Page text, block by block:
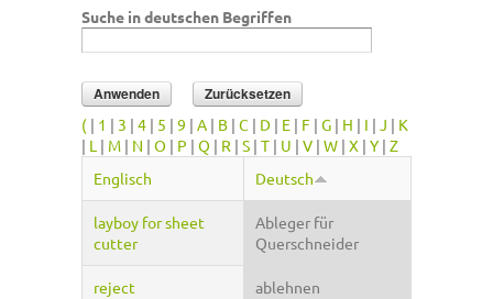
Suche in deutschen Begriffen
( | 1 | 3 | 4 | 5 | 9 | A | B | C | D | E | F | G | H | I | J | K
| L | M | N | O | P | Q | R | S | T | U | V | W | X | Y | Z
Englisch
Deutsch
layboy for sheet
cutter
Ableger für
Querschneider
reject ablehnen